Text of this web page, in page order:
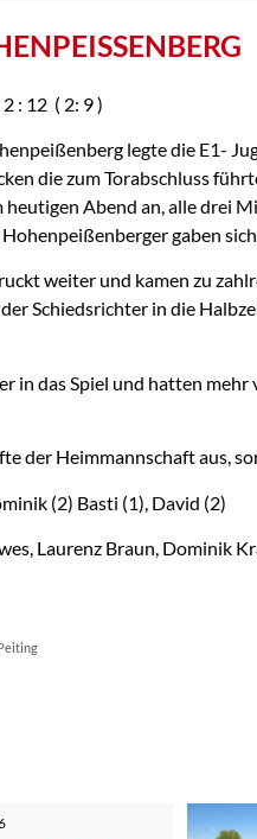
: 12 ( 2: 9 )
legte die E1-
die zum Torabschluss
Abend an, alle drei
gaben
weiter und kamen zu
Schiedsrichter in die
in das Spiel und hatten
der Heimmannschaft aus,
(2) Basti (1), David (2)
Laurenz Braun, Dominik